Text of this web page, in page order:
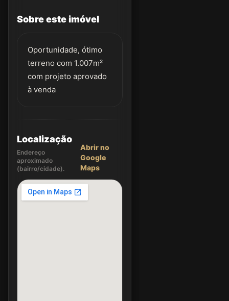
Sobre este imóvel
Oportunidade, ótimo
terreno com 1.007m²
com projeto aprovado
à venda
Localização
Endereço
aproximado
(bairro/cidade).
Abrir no
Google
Maps